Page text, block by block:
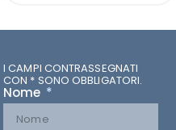
I CAMPI CONTRASSEGNATI
CON * SONO OBBLIGATORI.
Nome